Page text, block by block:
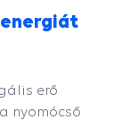
erő
nyomócső